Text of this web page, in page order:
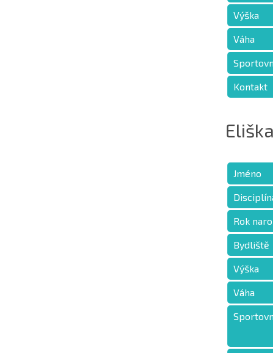
Výška
Váha
Kontakt
Jméno
Rok
Bydliště
Výška
Váha